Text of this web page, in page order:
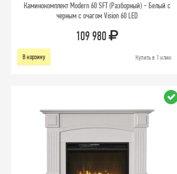
Каминокомплект Modern 60 SFT (Разборный) - Белый с
черным с очагом Vision 60 LED
109 980
В корзину Купить в 1 клик